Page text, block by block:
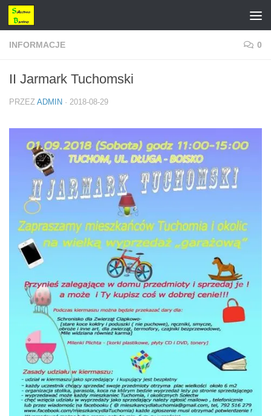
Przejdź do treści
INFORMACJE 0
II Jarmark Tuchomski
PRZEZ ADMIN · 2018-08-29